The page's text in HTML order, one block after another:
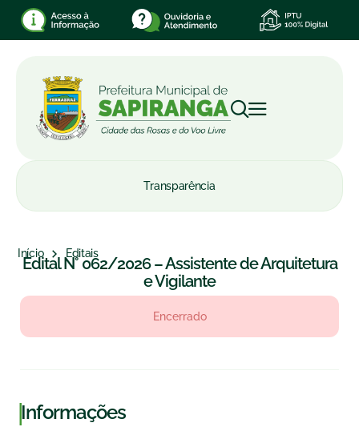
Transparência
Início Editais
Edital N° 062/2026 – Assistente de Arquitetura
e Vigilante
Encerrado
|Informações